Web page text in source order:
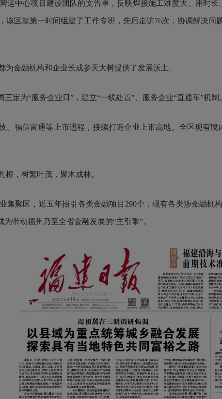
中心项目建设团队的文告单，反映焊接施工难度大、用时长
该区就第一时间组建了工作专班，先后走访76次，协调解决
金融机构和企业长成参天大树提供了发展沃土。
为“服务企业日”，建立“一线处置”、服务企业“直通车”机制
信富通等上市进程，接续打造企业上市高地。全区现有境
，树繁叶茂，聚木成林。
聚区，近五年招引各类金融项目290个，现有各类涉金融机
带动福州乃至全省金融发展的“主引擎”。